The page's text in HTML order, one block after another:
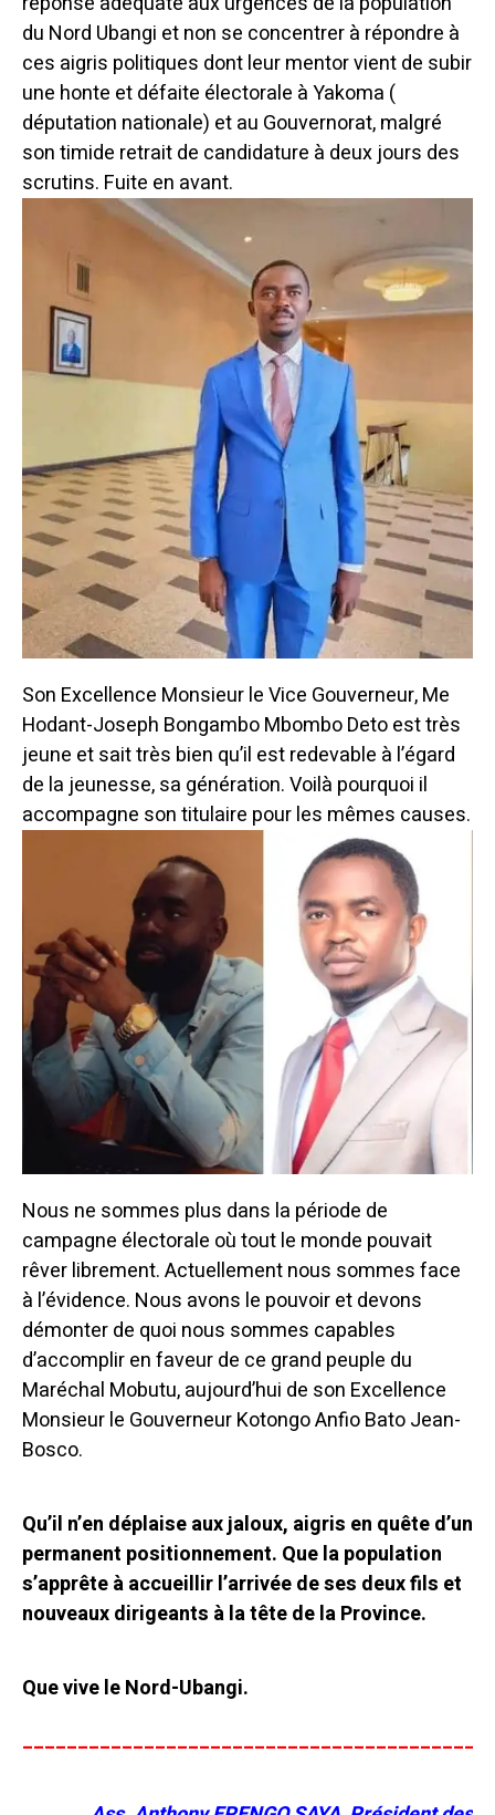
du Nord Ubangi et non se concentrer à répondre à
ces aigris politiques dont leur mentor vient de subir
une honte et défaite électorale à Yakoma (
députation nationale) et au Gouvernorat, malgré
son timide retrait de candidature à deux jours des
scrutins. Fuite en avant.
Son Excellence Monsieur le Vice Gouverneur, Me
Hodant-Joseph Bongambo Mbombo Deto est très
jeune et sait très bien qu’il est redevable à l’égard
de la jeunesse, sa génération. Voilà pourquoi il
accompagne son titulaire pour les mêmes causes.
Nous ne sommes plus dans la période de
campagne électorale où tout le monde pouvait
rêver librement. Actuellement nous sommes face
à l’évidence. Nous avons le pouvoir et devons
démonter de quoi nous sommes capables
d’accomplir en faveur de ce grand peuple du
Maréchal Mobutu, aujourd’hui de son Excellence
Monsieur le Gouverneur Kotongo Anfio Bato Jean-
Bosco.
Qu’il n’en déplaise aux jaloux, aigris en quête d’un
permanent positionnement. Que la population
s’apprête à accueillir l’arrivée de ses deux fils et
nouveaux dirigeants à la tête de la Province.
Que vive le Nord-Ubangi.